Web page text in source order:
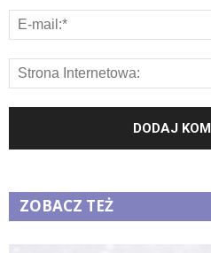
ZOBACZ TEŻ